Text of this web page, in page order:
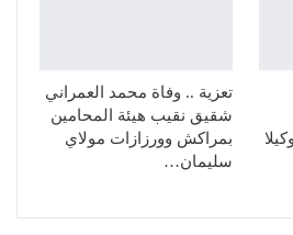
تعزية .. وفاة محمد العمراني
شقيق نقيب هيئة المحامين
بمراكش وورزازات مولاي
سليمان…